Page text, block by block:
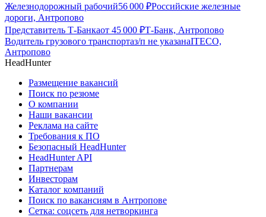
Железнодорожный рабочий56 000 ₽Российские железные
дороги, Антропово
Представитель Т-Банкаот 45 000 ₽Т-Банк, Антропово
Водитель грузового транспортаз/п не указанаITECO,
Антропово
HeadHunter
Размещение вакансий
Поиск по резюме
О компании
Наши вакансии
Реклама на сайте
Требования к ПО
Безопасный HeadHunter
HeadHunter API
Партнерам
Инвесторам
Каталог компаний
Поиск по вакансиям в Антропове
Сетка: соцсеть для нетворкинга